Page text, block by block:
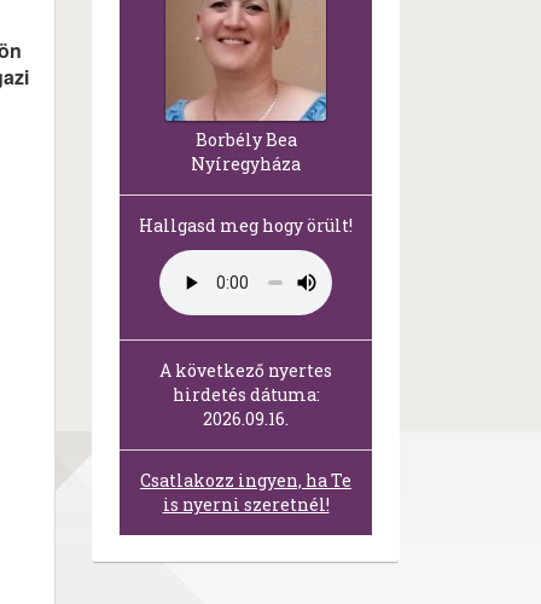
Borbély Bea
Nyíregyháza
Hallgasd meg hogy örült!
A következő nyertes
hirdetés dátuma:
2026.09.16.
Csatlakozz ingyen, ha Te
is nyerni szeretnél!